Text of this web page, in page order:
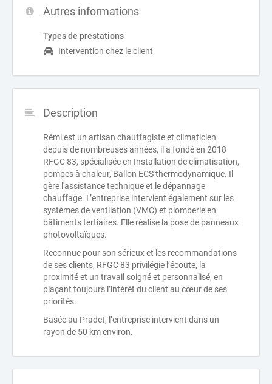
Autres informations
Types de prestations
Intervention chez le client
Description
Rémi est un artisan chauffagiste et climaticien
depuis de nombreuses années, il a fondé en 2018
RFGC 83, spécialisée en Installation de climatisation,
pompes à chaleur, Ballon ECS thermodynamique. Il
gère l'assistance technique et le dépannage
chauffage. L’entreprise intervient également sur les
systèmes de ventilation (VMC) et plomberie en
bâtiments tertiaires. Elle réalise la pose de panneaux
photovoltaïques.
Reconnue pour son sérieux et les recommandations
de ses clients, RFGC 83 privilégie l’écoute, la
proximité et un travail soigné et personnalisé, en
plaçant toujours l’intérêt du client au cœur de ses
priorités.
Basée au Pradet, l’entreprise intervient dans un
rayon de 50 km environ.